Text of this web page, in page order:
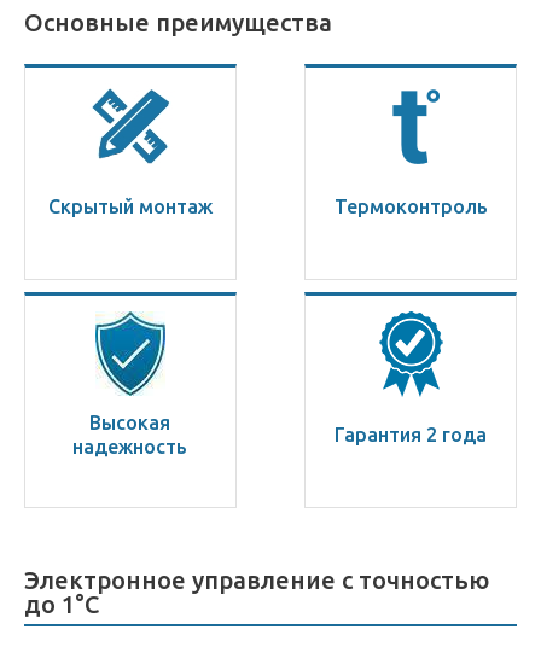
Основные преимущества
Скрытый монтаж Термоконтроль
Высокая
надежность
Гарантия 2 года
Электронное управление с точностью
до 1°С